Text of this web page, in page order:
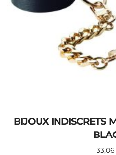
BIJOUX INDISCRETS
33,06